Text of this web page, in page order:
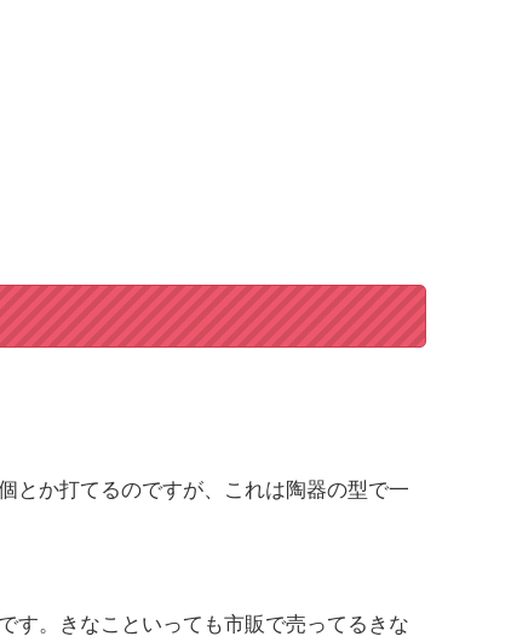
とか打てるのですが、これは陶器の型で一
す。きなこといっても市販で売ってるきな